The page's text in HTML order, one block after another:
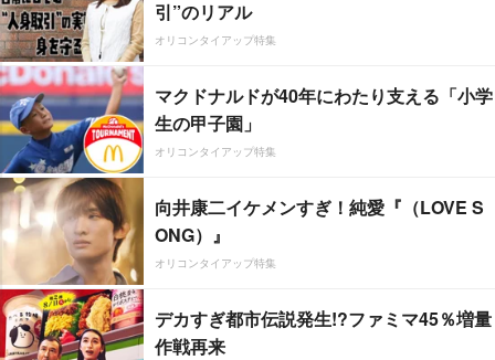
引”のリアル
オリコンタイアップ特集
マクドナルドが40年にわたり支える「小学
生の甲子園」
オリコンタイアップ特集
向井康二イケメンすぎ！純愛『（LOVE S
ONG）』
オリコンタイアップ特集
デカすぎ都市伝説発生!?ファミマ45％増量
作戦再来